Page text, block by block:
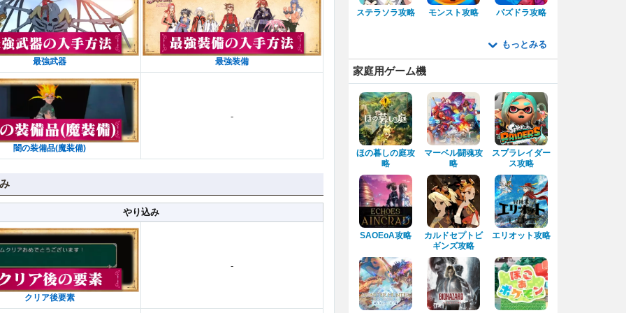
最強武器 最強装備
闇の装備品(魔装備)
-
やり込み
クリア後要素
-
ステラソラ攻略 モンスト攻略 パズドラ攻略
もっとみる
家庭用ゲーム機
ほの暮しの庭攻
略
マーベル闘魂攻
略
スプラレイダー
ス攻略
SAOEoA攻略
カルドセプトビ
ギンズ攻略
エリオット攻略